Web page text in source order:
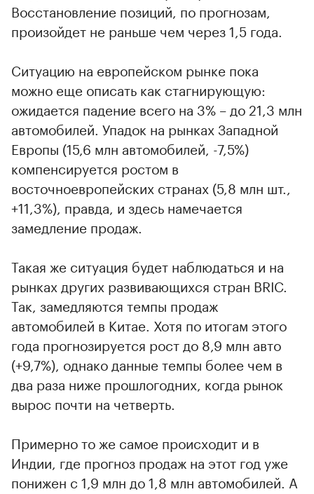
00:00 / 00:00
Восстановление позиций, по прогнозам,
произойдет не раньше чем через 1,5 года.
Ситуацию на европейском рынке пока
можно еще описать как стагнирующую:
ожидается падение всего на 3% – до 21,3 млн
автомобилей. Упадок на рынках Западной
Европы (15,6 млн автомобилей, -7,5%)
компенсируется ростом в
восточноевропейских странах (5,8 млн шт.,
+11,3%), правда, и здесь намечается
замедление продаж.
Такая же ситуация будет наблюдаться и на
рынках других развивающихся стран BRIC.
Так, замедляются темпы продаж
автомобилей в Китае. Хотя по итогам этого
года прогнозируется рост до 8,9 млн авто
(+9,7%), однако данные темпы более чем в
два раза ниже прошлогодних, когда рынок
вырос почти на четверть.
Примерно то же самое происходит и в
Индии, где прогноз продаж на этот год уже
понижен с 1,9 млн до 1,8 млн автомобилей. А